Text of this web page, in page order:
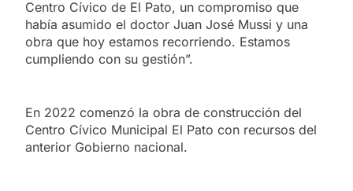
Centro Cívico de El Pato, un compromiso que
había asumido el doctor Juan José Mussi y una
obra que hoy estamos recorriendo. Estamos
cumpliendo con su gestión”.
En 2022 comenzó la obra de construcción del
Centro Cívico Municipal El Pato con recursos del
anterior Gobierno nacional.